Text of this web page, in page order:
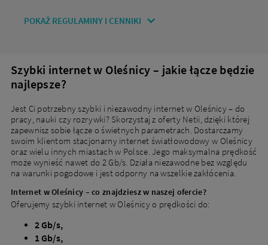
POKAŻ REGULAMINY I CENNIKI
Szybki internet w Oleśnicy – jakie łącze będzie
najlepsze?
Jest Ci potrzebny szybki i niezawodny internet w Oleśnicy – do
pracy, nauki czy rozrywki? Skorzystaj z oferty Netii, dzięki której
zapewnisz sobie łącze o świetnych parametrach. Dostarczamy
swoim klientom stacjonarny internet światłowodowy w Oleśnicy
oraz wielu innych miastach w Polsce. Jego maksymalna prędkość
może wynieść nawet do 2 Gb/s. Działa niezawodne bez względu
na warunki pogodowe i jest odporny na wszelkie zakłócenia.
Internet w Oleśnicy – co znajdziesz w naszej ofercie?
Oferujemy szybki internet w Oleśnicy o prędkości do:
2 Gb/s,
1 Gb/s,
Nowi klienci
lokalizacji
Miejscowość
Ulica
Nr domu Nr mieszkania